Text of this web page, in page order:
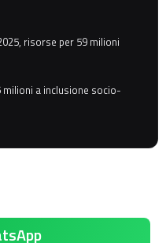
risorse per 59 milioni
a inclusione socio-